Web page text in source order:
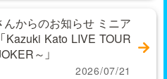
からのお知らせ ミニア
Kazuki Kato LIVE TOUR
～」
2026/07/21